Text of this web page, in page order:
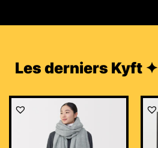
Les derniers Kyft ✦